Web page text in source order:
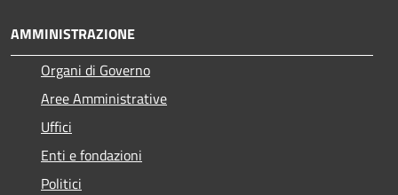
AMMINISTRAZIONE
Organi di Governo
Aree Amministrative
Uffici
Enti e fondazioni
Politici